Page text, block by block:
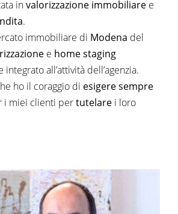
invalorizzazione immobiliare e
.
immobiliare di Modena del
e home staging
all’attività dell’agenzia.
ho il coraggio di esigere sempre
i miei clienti pertutelare i loro